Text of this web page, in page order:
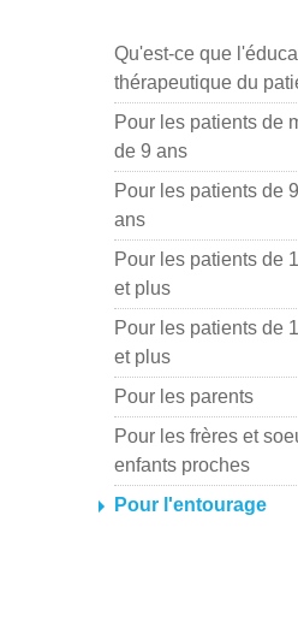
Qu'est-ce que
thérapeutique du
Pour les patients de
de 9 ans
Pour les patients de
ans
Pour les patients de
et plus
Pour les patients de
et plus
Pour les parents
Pour les frères et
enfants proches
Pour l'entourage